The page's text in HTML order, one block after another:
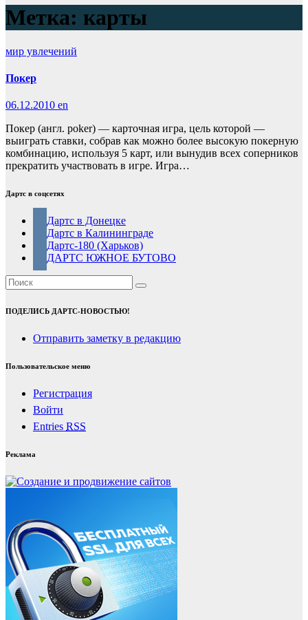
Метка: карты
мир увлечений
Покер
06.12.2010 en
Покер (англ. poker) — карточная игра, цель которой —
выиграть ставки, собрав как можно более высокую покерную
комбинацию, используя 5 карт, или вынудив всех соперников
прекратить участвовать в игре. Игра…
Дартс в соцсетях
Дартс в Донецке
Дартс в Калининграде
Дартс-180 (Харьков)
ДАРТС ЮЖНОЕ БУТОВО
ПОДЕЛИСЬ ДАРТС-НОВОСТЬЮ!
Отправить заметку в редакцию
Пользовательское меню
Регистрация
Войти
Entries RSS
Реклама